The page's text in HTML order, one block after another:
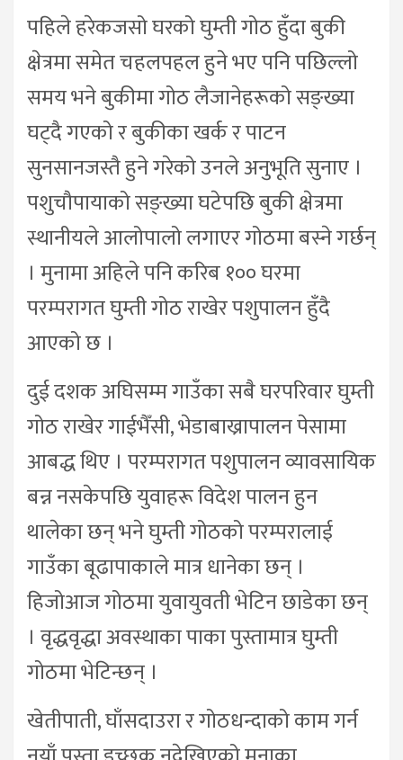
पहिले हरेकजसो घरको घुम्ती गोठ हुँदा बुकी
क्षेत्रमा समेत चहलपहल हुने भए पनि पछिल्लो
समय भने बुकीमा गोठ लैजानेहरूको सङ्ख्या
घट्दै गएको र बुकीका खर्क र पाटन
सुनसानजस्तै हुने गरेको उनले अनुभूति सुनाए ।
पशुचौपायाको सङ्ख्या घटेपछि बुकी क्षेत्रमा
स्थानीयले आलोपालो लगाएर गोठमा बस्ने गर्छन्
। मुनामा अहिले पनि करिब १०० घरमा
परम्परागत घुम्ती गोठ राखेर पशुपालन हुँदै
आएको छ ।
दुई दशक अघिसम्म गाउँका सबै घरपरिवार घुम्ती
गोठ राखेर गाईभैँसी, भेडाबाख्रापालन पेसामा
आबद्ध थिए । परम्परागत पशुपालन व्यावसायिक
बन्न नसकेपछि युवाहरू विदेश पालन हुन
थालेका छन् भने घुम्ती गोठको परम्परालाई
गाउँका बूढापाकाले मात्र धानेका छन् ।
हिजोआज गोठमा युवायुवती भेटिन छाडेका छन्
। वृद्धवृद्धा अवस्थाका पाका पुस्तामात्र घुम्ती
गोठमा भेटिन्छन् ।
खेतीपाती, घाँसदाउरा र गोठधन्दाको काम गर्न